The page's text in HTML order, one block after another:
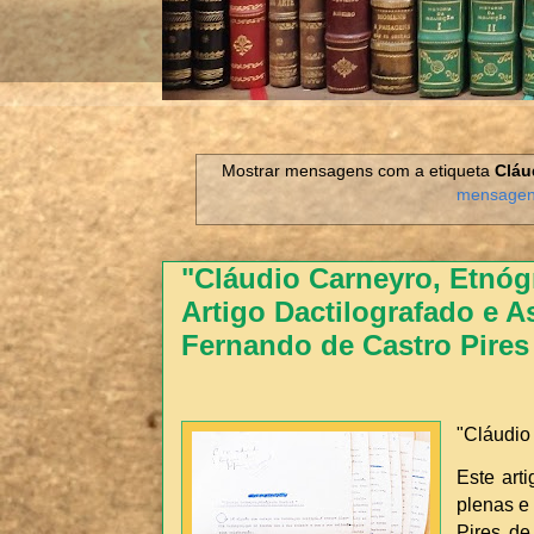
Mostrar mensagens com a etiqueta
"Cláudio Carneyro,
Artigo Dactilografado e
Fernando de Castro
"Cláudio
Este
plenas